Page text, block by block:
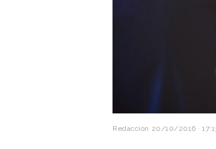
Redacción 20/10/2016 ·